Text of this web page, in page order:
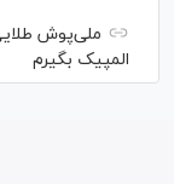
ملی‌پوش‌
المپیک بگیرم